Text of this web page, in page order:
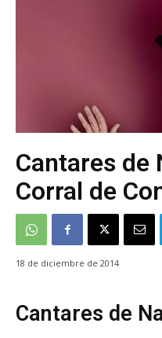
Cantares de
Corral de
18 de diciembre de 2014
Cantares de